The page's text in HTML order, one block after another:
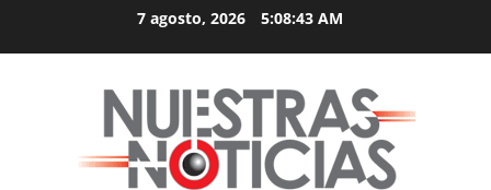
7 agosto, 2026 5:08:44 AM